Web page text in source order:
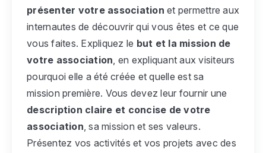
présenter votre association et permettre aux
internautes de découvrir qui vous êtes et ce que
vous faites. Expliquez le but et la mission de
votre association, en expliquant aux visiteurs
pourquoi elle a été créée et quelle est sa
mission première. Vous devez leur fournir une
description claire et concise de votre
association, sa mission et ses valeurs.
Présentez vos activités et vos projets avec des